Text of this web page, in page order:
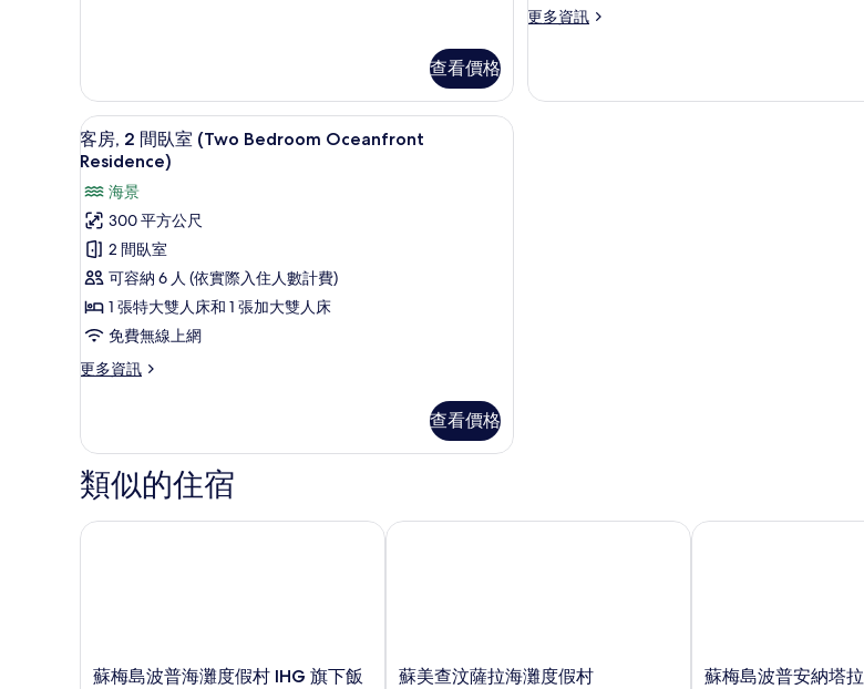
的
詳
情
查看價格
片
更多資訊
更
的
顯
示
客
房,
2
間
臥
室
Bedroom
的
所
有
相
客房, 2 間臥室 (Two Bedroom Oceanfront Residence) | 高級寢具、迷你吧、客房內保險箱
6
客房, 2 間臥室 (Two Bedroom Oceanfront
Residence)
海景
300 平方公尺
2 間臥室
可容納 6 人 (依實際入住人數計費)
1 張特大雙人床和 1 張加大雙人床
免費無線上網
更多資訊
更
2
間
臥
室
(Two
查看價格
類似的住宿
蘇
蘇梅島波普海灘度假村 IHG 旗下飯
蘇梅島波普海灘度假村 IHG 旗下飯店
蘇
蘇美查汶薩拉海灘度假村
蘇美查汶薩拉海灘度假村
蘇
蘇梅島波普安納塔
蘇梅島波普安納塔拉度